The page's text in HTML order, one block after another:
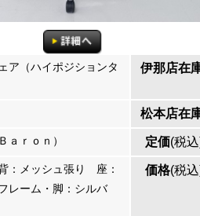
ア（ハイポジションタ
伊那店在
松本店在
ｒｏｎ） 定価(税
：メッシュ張り 座：
レーム・脚：シルバ
価格(税